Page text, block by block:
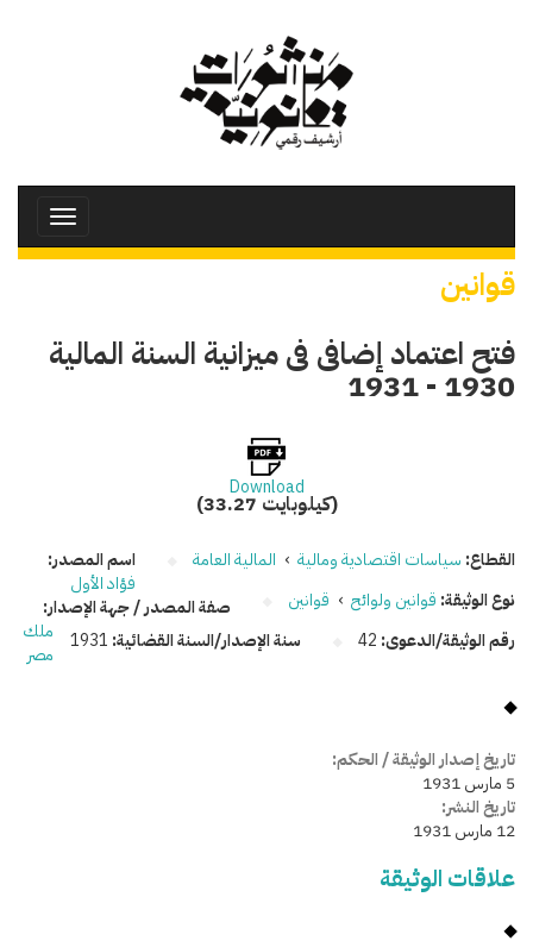
Toggle
قوانين
فتح اعتماد إضافى فى ميزانية السنة المالية
1930 - 1931
Download
(33.27 كيلوبايت)
القطاع: سياسات اقتصادية ومالية › المالية العامة
نوع الوثيقة: قوانين ولوائح › قوانين
رقم الوثيقة/الدعوى: 42 سنة الإصدار/السنة القضائية: 1931
اسم المصدر:
فؤاد الأول
صفة المصدر / جهة الإصدار:
ملك
مصر
تاريخ إصدار الوثيقة / الحكم:
5 مارس 1931
تاريخ النشر:
12 مارس 1931
علاقات الوثيقة